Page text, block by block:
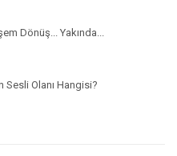
Dönüş... Yakında...
Sesli Olanı Hangisi?